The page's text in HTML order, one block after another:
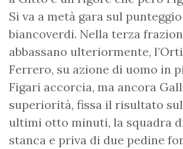
Si va a metà gara sul
biancoverdi. Nella terza
abbassano ulteriormente,
Ferrero, su azione di uomo in
Figari accorcia, ma ancora
superiorità, fissa il risultato sul
ultimi otto minuti, la squadra
stanca e priva di due pedine